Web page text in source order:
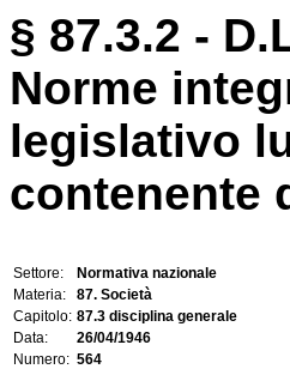
§ 87.3.2 -
Norme
legislativo
contenente
Settore:
Normativa nazionale
Materia:
87. Società
Capitolo: 87.3 disciplina generale
Data:
26/04/1946
Numero: 564